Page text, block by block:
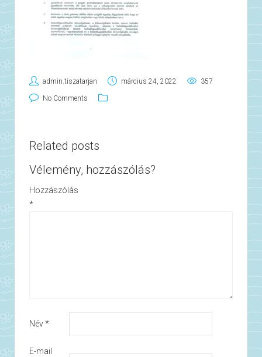
admin.tiszatarjan március 24, 2022 357
No Comments
Related posts
Vélemény, hozzászólás?
Hozzászólás
*
Név*
E-mail